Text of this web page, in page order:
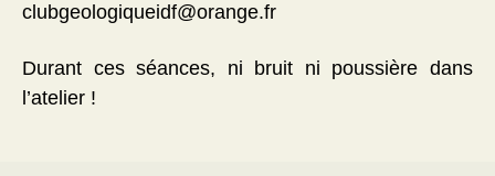
clubgeologiqueidf@orange.fr
Durant ces séances, ni bruit ni poussière dans
l’atelier !